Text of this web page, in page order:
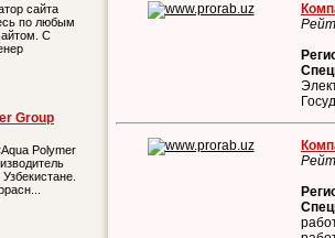
сайта
по любым
С
Group
Polymer